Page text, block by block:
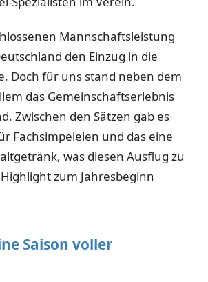
Mannschaftsleistung
den Einzug in die
Doch für uns stand neben dem
das Gemeinschaftserlebnis
Zwischen den Sätzen gab es
Fachsimpeleien und das eine
was diesen Ausflug zu
zum Jahresbeginn
Saison voller